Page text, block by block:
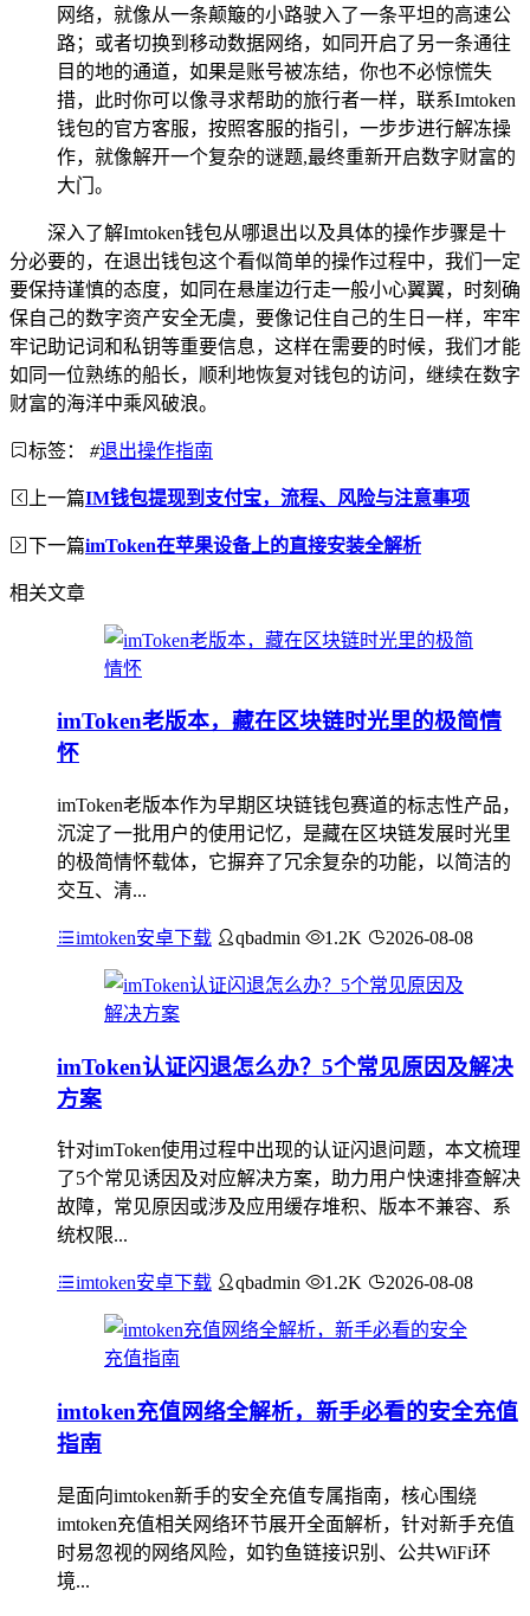
网络，就像从一条颠簸的小路驶入了一条平坦的高速公
路；或者切换到移动数据网络，如同开启了另一条通往
目的地的通道，如果是账号被冻结，你也不必惊慌失
措，此时你可以像寻求帮助的旅行者一样，联系Imtoken
钱包的官方客服，按照客服的指引，一步步进行解冻操
作，就像解开一个复杂的谜题,最终重新开启数字财富的
大门。
深入了解Imtoken钱包从哪退出以及具体的操作步骤是十
分必要的，在退出钱包这个看似简单的操作过程中，我们一定
要保持谨慎的态度，如同在悬崖边行走一般小心翼翼，时刻确
保自己的数字资产安全无虞，要像记住自己的生日一样，牢牢
牢记助记词和私钥等重要信息，这样在需要的时候，我们才能
如同一位熟练的船长，顺利地恢复对钱包的访问，继续在数字
财富的海洋中乘风破浪。
标签： #退出操作指南
上一篇IM钱包提现到支付宝，流程、风险与注意事项
下一篇imToken在苹果设备上的直接安装全解析
相关文章
imToken老版本，藏在区块链时光里的极简情
怀
imToken老版本作为早期区块链钱包赛道的标志性产品，
沉淀了一批用户的使用记忆，是藏在区块链发展时光里
的极简情怀载体，它摒弃了冗余复杂的功能，以简洁的
交互、清...
imtoken安卓下载 qbadmin 1.2K 2026-08-08
imToken认证闪退怎么办？5个常见原因及解决
方案
针对imToken使用过程中出现的认证闪退问题，本文梳理
了5个常见诱因及对应解决方案，助力用户快速排查解决
故障，常见原因或涉及应用缓存堆积、版本不兼容、系
统权限...
imtoken安卓下载 qbadmin 1.2K 2026-08-08
imtoken充值网络全解析，新手必看的安全充值
指南
是面向imtoken新手的安全充值专属指南，核心围绕
imtoken充值相关网络环节展开全面解析，针对新手充值
时易忽视的网络风险，如钓鱼链接识别、公共WiFi环
境...